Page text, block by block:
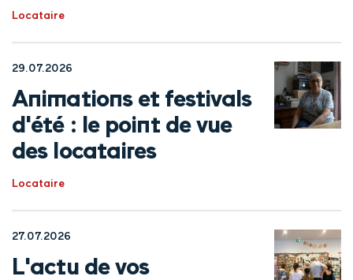
Locataire
29.07.2026
Animations et festivals
d'été : le point de vue
des locataires
Locataire
27.07.2026
L'actu de vos